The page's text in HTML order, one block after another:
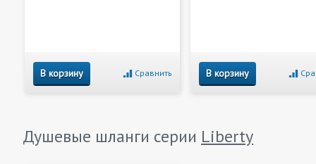
В корзину Сравнить В корзину
Душевые шланги серии Liberty